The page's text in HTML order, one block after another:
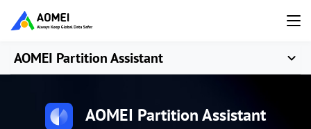
AOMEI Partition Assistant
AOMEI Partition Assistant